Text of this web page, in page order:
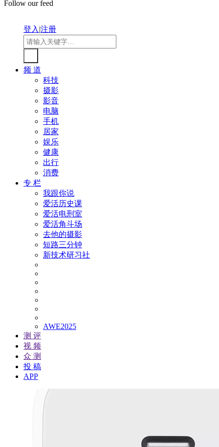
Follow our feed
登入|注册
频 道
科技
摄影
影音
电脑
手机
居家
娱乐
健康
出行
消费
专 栏
我跟你说
爱活历史课
爱活电刑室
爱活角斗场
去他的摄影
短路三分钟
新技术研习社
AWE2025
测 评
视 频
众 测
投 稿
APP